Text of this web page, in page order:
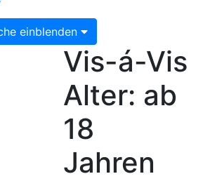
einblenden
Vis-á-Vis
Alter: ab
18
Jahren